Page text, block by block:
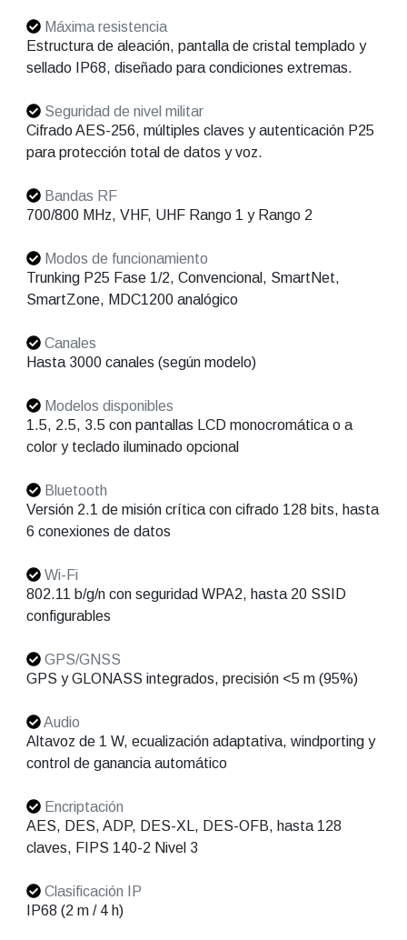
Máxima resistencia
Estructura de aleación, pantalla de cristal templado y
sellado IP68, diseñado para condiciones extremas.
Seguridad de nivel militar
Cifrado AES-256, múltiples claves y autenticación P25
para protección total de datos y voz.
Bandas RF
700/800 MHz, VHF, UHF Rango 1 y Rango 2
Modos de funcionamiento
Trunking P25 Fase 1/2, Convencional, SmartNet,
SmartZone, MDC1200 analógico
Canales
Hasta 3000 canales (según modelo)
Modelos disponibles
1.5, 2.5, 3.5 con pantallas LCD monocromática o a
color y teclado iluminado opcional
Bluetooth
Versión 2.1 de misión crítica con cifrado 128 bits, hasta
6 conexiones de datos
Wi-Fi
802.11 b/g/n con seguridad WPA2, hasta 20 SSID
configurables
GPS/GNSS
GPS y GLONASS integrados, precisión <5 m (95%)
Audio
Altavoz de 1 W, ecualización adaptativa, windporting y
control de ganancia automático
Encriptación
AES, DES, ADP, DES-XL, DES-OFB, hasta 128
claves, FIPS 140-2 Nivel 3
Clasificación IP
IP68 (2 m / 4 h)